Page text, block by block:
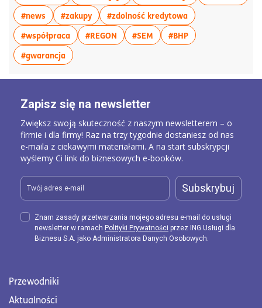
#newswięcej artykułów z tagiem:#news
#zakupywięcej artykułów z tagiem:#zakupy
#zdolność kredytowawięcej artykułów
#współpracawięcej artykułów z tagiem:#współpraca
#REGON więcej artykułów z tagiem:#REGON
#SEM więcej artykułów z
#BHPwięcej artykułów z
#gwarancjawięcej artykułów z tagiem:#gwarancja
Przewodniki
Aktualności
Zapisz się na newsletter
Zwiększ swoją skuteczność z naszym newsletterem – o
firmie i dla firmy! Raz na trzy tygodnie dostaniesz od nas
e-maila z ciekawymi materiałami. A na start subskrypcji
wyślemy Ci link do biznesowych e-booków.
Subskrybuj
Znam zasady przetwarzania mojego adresu e-mail do usługi
newsletter w ramach Polityki Prywatności przez ING Usługi dla
Biznesu S.A. jako Administratora Danych Osobowych.